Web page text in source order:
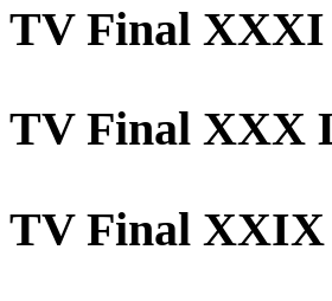
TV Final
TV Final XXX
TV Final